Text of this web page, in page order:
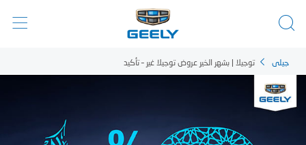
توجيلا | بشهر الخير عروض توجيلا غير – تأكيد جيلي